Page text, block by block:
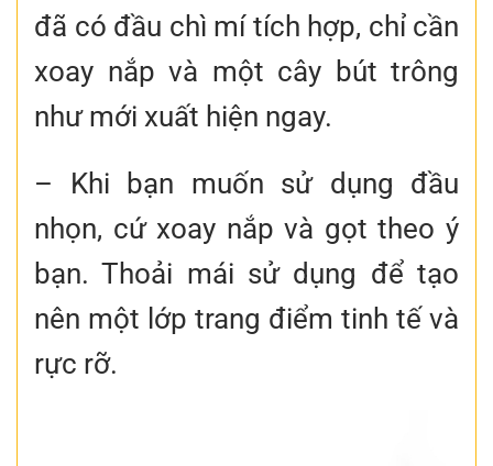
đã có đầu chì mí tích hợp, chỉ cần
xoay nắp và một cây bút trông
như mới xuất hiện ngay.
– Khi bạn muốn sử dụng đầu
nhọn, cứ xoay nắp và gọt theo ý
bạn. Thoải mái sử dụng để tạo
nên một lớp trang điểm tinh tế và
rực rỡ.